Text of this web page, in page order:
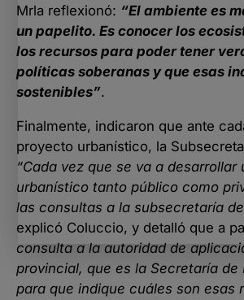
Mrla reflexionó: “El ambiente es
un papelito. Es conocer los
los recursos para poder tener
políticas soberanas y que esas
sostenibles”.
Finalmente, indicaron que ante
proyecto urbanístico, la
“Cada vez que se va a desarrollar
urbanístico tanto público como
las consultas a la subsecretaría
explicó Coluccio, y detalló que a
consulta a la autoridad de
provincial, que es la Secretaría de
para que indique cuáles son esas